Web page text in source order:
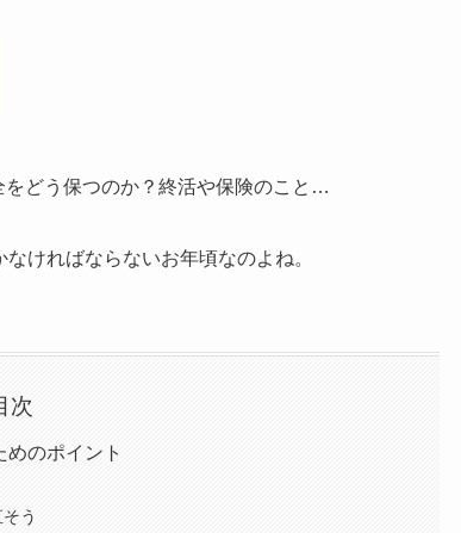
どう保つのか？終活や保険のこと…
ければならないお年頃なのよね。
次
のポイント
う